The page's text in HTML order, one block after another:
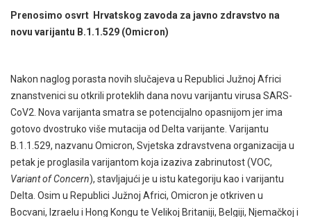
Prenosimo osvrt Hrvatskog zavoda za javno zdravstvo na
novu varijantu B.1.1.529 (Omicron)
Nakon naglog porasta novih slučajeva u Republici Južnoj Africi
znanstvenici su otkrili proteklih dana novu varijantu virusa SARS-
CoV2. Nova varijanta smatra se potencijalno opasnijom jer ima
gotovo dvostruko više mutacija od Delta varijante. Varijantu
B.1.1.529, nazvanu Omicron, Svjetska zdravstvena organizacija u
petak je proglasila varijantom koja izaziva zabrinutost (VOC,
Variant of Concern), stavljajući je u istu kategoriju kao i varijantu
Delta. Osim u Republici Južnoj Africi, Omicron je otkriven u
Bocvani, Izraelu i Hong Kongu te Velikoj Britaniji, Belgiji, Njemačkoj i